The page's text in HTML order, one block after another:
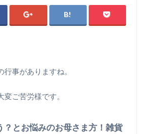
事がありますね。
ご苦労様です。
？とお悩みのお母さま方！雑貨